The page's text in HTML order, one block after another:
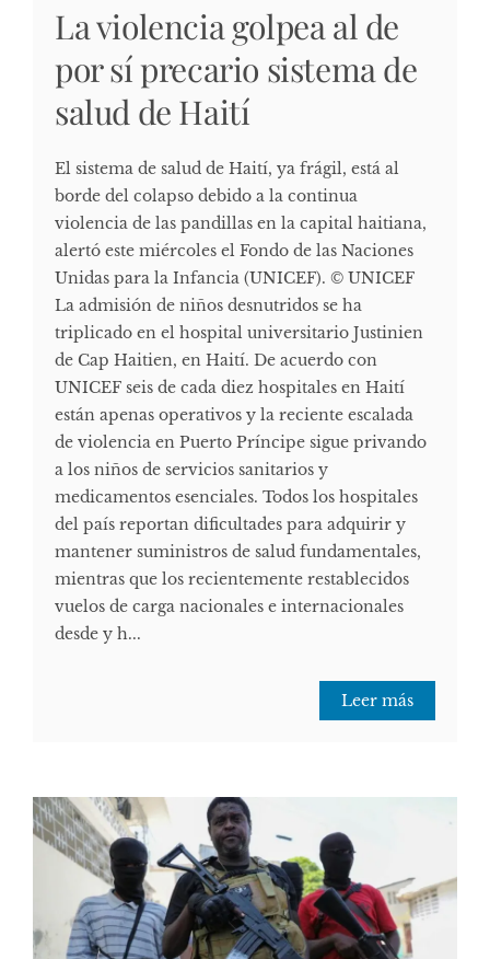
La violencia golpea al de
por sí precario sistema de
salud de Haití
El sistema de salud de Haití, ya frágil, está al
borde del colapso debido a la continua
violencia de las pandillas en la capital haitiana,
alertó este miércoles el Fondo de las Naciones
Unidas para la Infancia (UNICEF). © UNICEF
La admisión de niños desnutridos se ha
triplicado en el hospital universitario Justinien
de Cap Haitien, en Haití. De acuerdo con
UNICEF seis de cada diez hospitales en Haití
están apenas operativos y la reciente escalada
de violencia en Puerto Príncipe sigue privando
a los niños de servicios sanitarios y
medicamentos esenciales. Todos los hospitales
del país reportan dificultades para adquirir y
mantener suministros de salud fundamentales,
mientras que los recientemente restablecidos
vuelos de carga nacionales e internacionales
desde y h...
Leer más